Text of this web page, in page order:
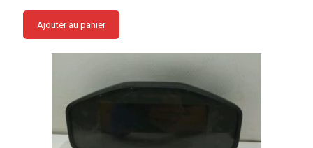
Ajouter au panier